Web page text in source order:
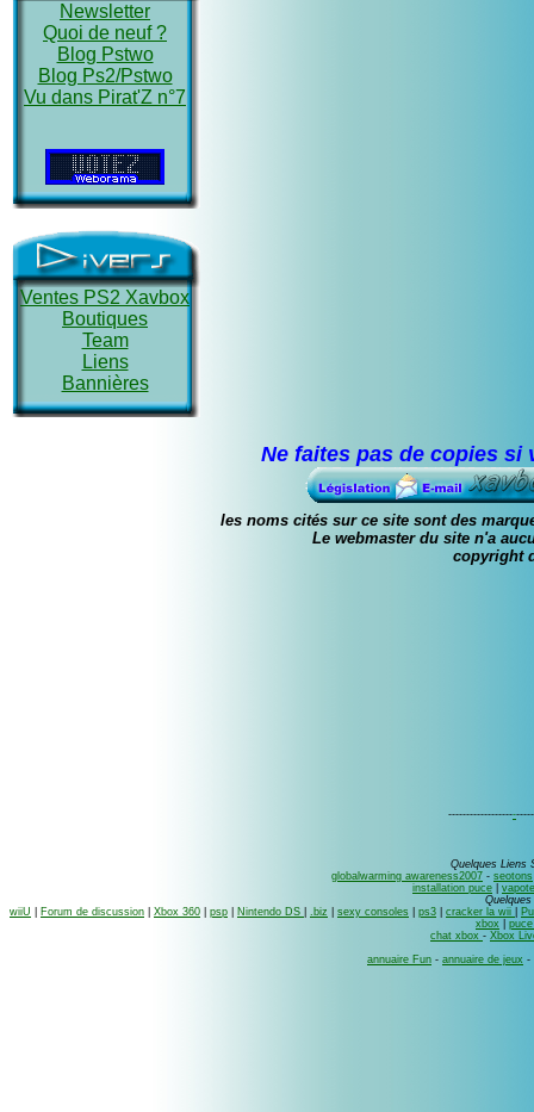
Newsletter
Quoi de neuf ?
Blog Pstwo
Blog Ps2/Pstwo
Vu dans Pirat'Z n°7
Ventes PS2 Xavbox
Boutiques
Team
Liens
Bannières
Ne faites pas de copies si
les noms cités sur ce site sont des
Le webmaster du site n'a
copyright
-------------------
Quelques Liens
globalwarming awareness2007 - seotons
installation puce
vapote
wiiU
Forum de discussion Xbox 360 psp Nintendo DS .biz sexy consoles ps3 cracker la wii
xbox
chat xbox - Xbox
annuaire Fun - annuaire de jeux -